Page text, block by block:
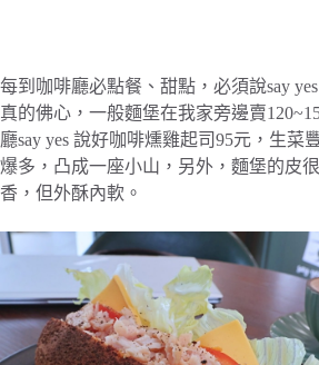
每到咖啡廳必點餐、甜點，必須說say
真的佛心，一般麵堡在我家旁邊賣
廳say yes 說好咖啡燻雞起司95元，生菜
爆多，凸成一座小山，另外，麵堡的皮
香，但外酥內軟。